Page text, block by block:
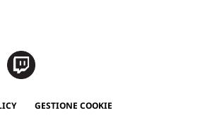
GESTIONE COOKIE